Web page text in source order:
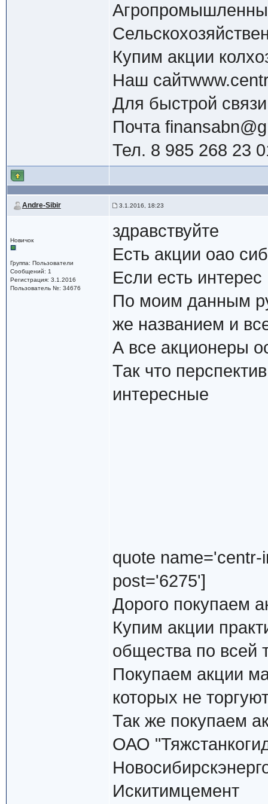
Купим акции
Наш
Для быстрой
Почта
Тел. 8 985 268 23
Andre-Sibir 3.1.2016, 18:23
Новичок
Группа: Пользователи
Сообщений: 1
Регистрация: 3.1.2016
Пользователь №: 34676
здравствуйте
Есть акции оао
Если есть
По моим данным
же названием и
А все акционеры
Так что
интересные
quote
post='6275']
Дорого покупаем
Купим акции
общества по всей
Покупаем акции
которых не
Так же покупаем
ОАО
Искитимцемент